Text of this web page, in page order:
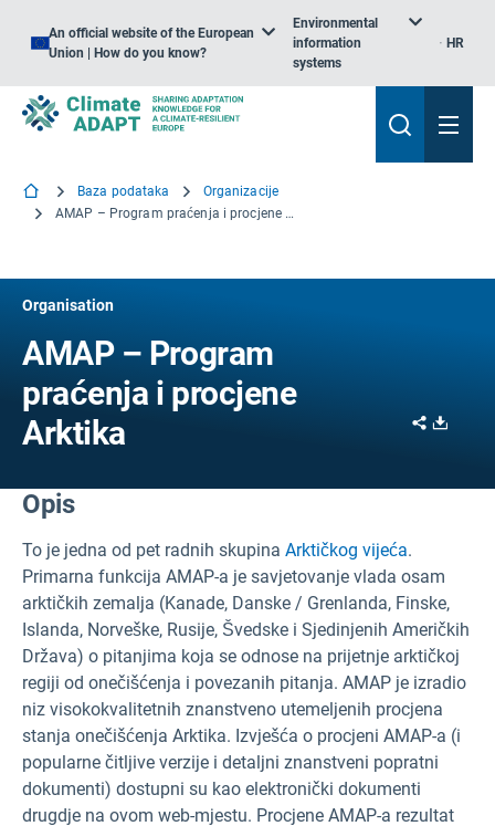
An official website of the European
Union | How do you know?
Environmental
information
systems
HR
Baza podataka
Organizacije
AMAP – Program praćenja i procjene Arktika
Organisation
AMAP – Program
praćenja i procjene
Arktika
Share
Opis
To je jedna od pet radnih skupina Arktičkog vijeća.
Primarna funkcija AMAP-a je savjetovanje vlada osam
arktičkih zemalja (Kanade, Danske / Grenlanda, Finske,
Islanda, Norveške, Rusije, Švedske i Sjedinjenih Američkih
Država) o pitanjima koja se odnose na prijetnje arktičkoj
regiji od onečišćenja i povezanih pitanja. AMAP je izradio
niz visokokvalitetnih znanstveno utemeljenih procjena
stanja onečišćenja Arktika. Izvješća o procjeni AMAP-a (i
popularne čitljive verzije i detaljni znanstveni popratni
dokumenti) dostupni su kao elektronički dokumenti
drugdje na ovom web-mjestu. Procjene AMAP-a rezultat